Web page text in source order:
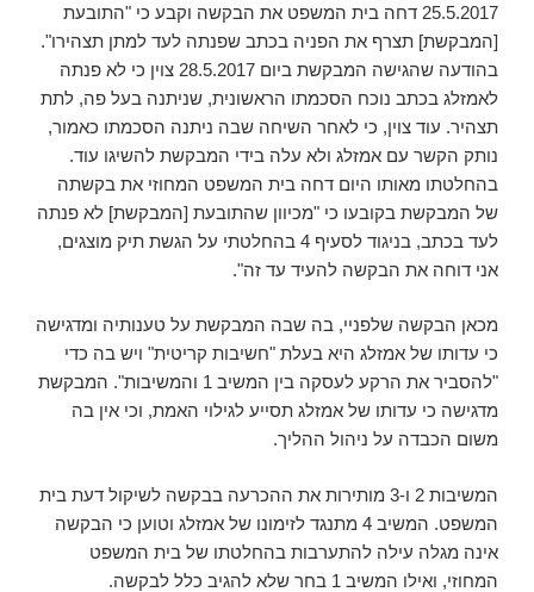
25.5.2017 דחה בית המשפט את הבקשה וקבע כי "התובעת
[המבקשת] תצרף את הפניה בכתב שפנתה לעד למתן תצהירו".
בהודעה שהגישה המבקשת ביום 28.5.2017 צוין כי לא פנתה
לאמזלג בכתב נוכח הסכמתו הראשונית, שניתנה בעל פה, לתת
תצהיר. עוד צוין, כי לאחר השיחה שבה ניתנה הסכמתו כאמור,
נותק הקשר עם אמזלג ולא עלה בידי המבקשת להשיגו עוד.
בהחלטתו מאותו היום דחה בית המשפט המחוזי את בקשתה
של המבקשת בקובעו כי "מכיוון שהתובעת [המבקשת] לא פנתה
לעד בכתב, בניגוד לסעיף 4 בהחלטתי על הגשת תיק מוצגים,
אני דוחה את הבקשה להעיד עד זה".
מכאן הבקשה שלפניי, בה שבה המבקשת על טענותיה ומדגישה
כי עדותו של אמזלג היא בעלת "חשיבות קריטית" ויש בה כדי
"להסביר את הרקע לעסקה בין המשיב 1 והמשיבות". המבקשת
מדגישה כי עדותו של אמזלג תסייע לגילוי האמת, וכי אין בה
משום הכבדה על ניהול ההליך.
המשיבות 2 ו-3 מותירות את ההכרעה בבקשה לשיקול דעת בית
המשפט. המשיב 4 מתנגד לזימונו של אמזלג וטוען כי הבקשה
אינה מגלה עילה להתערבות בהחלטתו של בית המשפט
המחוזי, ואילו המשיב 1 בחר שלא להגיב כלל לבקשה.